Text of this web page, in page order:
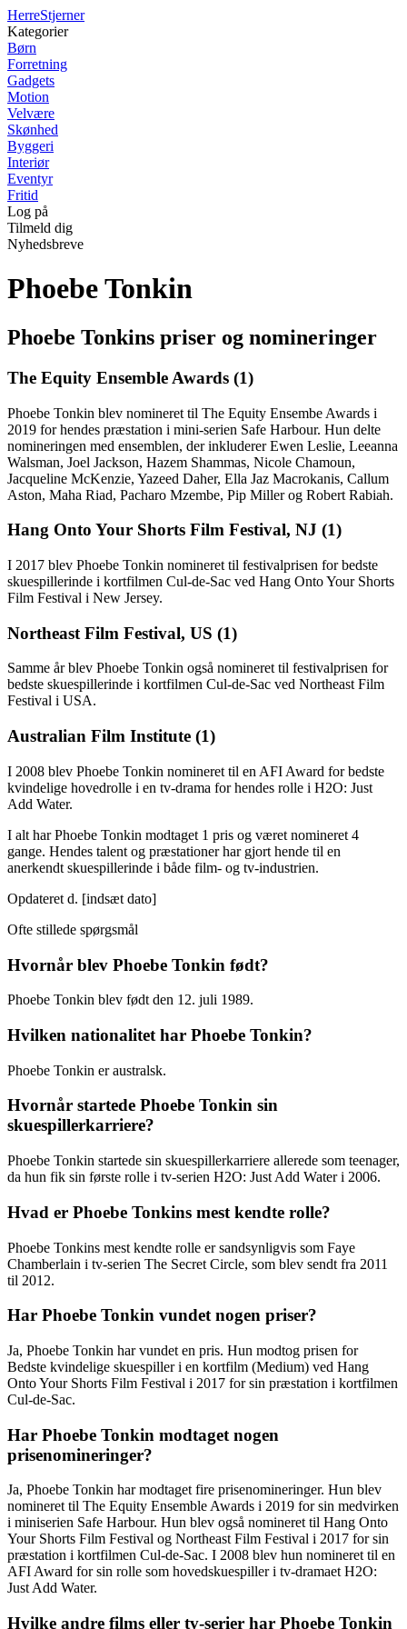
HerreStjerner
Kategorier
Børn
Forretning
Gadgets
Motion
Velvære
Skønhed
Byggeri
Interiør
Eventyr
Fritid
Log på
Tilmeld dig
Nyhedsbreve
Phoebe Tonkin
Phoebe Tonkins priser og nomineringer
The Equity Ensemble Awards (1)
Phoebe Tonkin blev nomineret til The Equity Ensembe Awards i
2019 for hendes præstation i mini-serien Safe Harbour. Hun delte
nomineringen med ensemblen, der inkluderer Ewen Leslie, Leeanna
Walsman, Joel Jackson, Hazem Shammas, Nicole Chamoun,
Jacqueline McKenzie, Yazeed Daher, Ella Jaz Macrokanis, Callum
Aston, Maha Riad, Pacharo Mzembe, Pip Miller og Robert Rabiah.
Hang Onto Your Shorts Film Festival, NJ (1)
I 2017 blev Phoebe Tonkin nomineret til festivalprisen for bedste
skuespillerinde i kortfilmen Cul-de-Sac ved Hang Onto Your Shorts
Film Festival i New Jersey.
Northeast Film Festival, US (1)
Samme år blev Phoebe Tonkin også nomineret til festivalprisen for
bedste skuespillerinde i kortfilmen Cul-de-Sac ved Northeast Film
Festival i USA.
Australian Film Institute (1)
I 2008 blev Phoebe Tonkin nomineret til en AFI Award for bedste
kvindelige hovedrolle i en tv-drama for hendes rolle i H2O: Just
Add Water.
I alt har Phoebe Tonkin modtaget 1 pris og været nomineret 4
gange. Hendes talent og præstationer har gjort hende til en
anerkendt skuespillerinde i både film- og tv-industrien.
Opdateret d. [indsæt dato]
Ofte stillede spørgsmål
Hvornår blev Phoebe Tonkin født?
Phoebe Tonkin blev født den 12. juli 1989.
Hvilken nationalitet har Phoebe Tonkin?
Phoebe Tonkin er australsk.
Hvornår startede Phoebe Tonkin sin
skuespillerkarriere?
Phoebe Tonkin startede sin skuespillerkarriere allerede som teenager,
da hun fik sin første rolle i tv-serien H2O: Just Add Water i 2006.
Hvad er Phoebe Tonkins mest kendte rolle?
Phoebe Tonkins mest kendte rolle er sandsynligvis som Faye
Chamberlain i tv-serien The Secret Circle, som blev sendt fra 2011
til 2012.
Har Phoebe Tonkin vundet nogen priser?
Ja, Phoebe Tonkin har vundet en pris. Hun modtog prisen for
Bedste kvindelige skuespiller i en kortfilm (Medium) ved Hang
Onto Your Shorts Film Festival i 2017 for sin præstation i kortfilmen
Cul-de-Sac.
Har Phoebe Tonkin modtaget nogen
prisenomineringer?
Ja, Phoebe Tonkin har modtaget fire prisenomineringer. Hun blev
nomineret til The Equity Ensemble Awards i 2019 for sin medvirken
i miniserien Safe Harbour. Hun blev også nomineret til Hang Onto
Your Shorts Film Festival og Northeast Film Festival i 2017 for sin
præstation i kortfilmen Cul-de-Sac. I 2008 blev hun nomineret til en
AFI Award for sin rolle som hovedskuespiller i tv-dramaet H2O:
Just Add Water.
Hvilke andre films eller tv-serier har Phoebe Tonkin